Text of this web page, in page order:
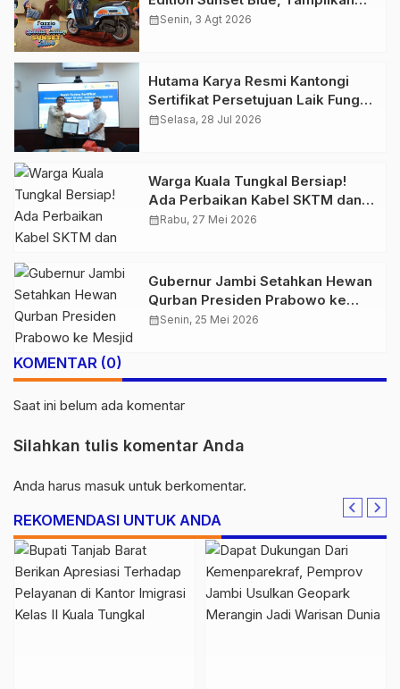
Nuansa Retro Summer yang
calendar_monthSenin, 3 Agt 2026
Hutama Karya Resmi Kantongi
Sertifikat Persetujuan Laik Fungsi
Struktur Jembatan Musi V Tol
calendar_monthSelasa, 28 Jul 2026
Warga Kuala Tungkal Bersiap!
Ada Perbaikan Kabel SKTM dan
Perluasan Jaringan, Ini Jadwal
calendar_monthRabu, 27 Mei 2026
Gubernur Jambi Setahkan Hewan
Qurban Presiden Prabowo ke
Mesjid Islamic Center
calendar_monthSenin, 25 Mei 2026
KOMENTAR (0)
Saat ini belum ada komentar
Silahkan tulis komentar Anda
Anda harus masuk untuk berkomentar.
REKOMENDASI UNTUK ANDA